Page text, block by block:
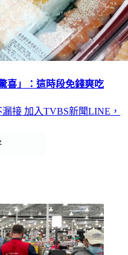
喜」：這時段免錢爽吃
漏接 加入TVBS新聞LINE，